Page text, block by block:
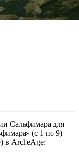
Сальфимара для
(с 1 по 9)
в ArcheAge: